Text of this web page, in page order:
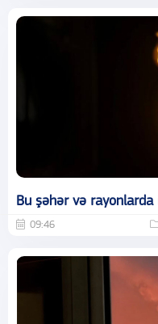
Bu şəhər və rayonlarda
09:46